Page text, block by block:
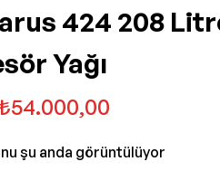
424 208
Yağı
54.000,00
şu anda görüntülüyor